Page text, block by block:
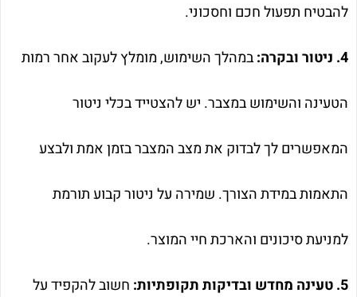
להבטיח תפעול חכם וחסכוני.
4. ניטור ובקרה: במהלך השימוש, מומלץ לעקוב אחר רמות
הטעינה והשימוש במצבר. יש להצטייד בכלי ניטור
המאפשרים לך לבדוק את מצב המצבר בזמן אמת ולבצע
התאמות במידת הצורך. שמירה על ניטור קבוע תורמת
למניעת סיכונים והארכת חיי המוצר.
5. טעינה מחדש ובדיקות תקופתיות: חשוב להקפיד על